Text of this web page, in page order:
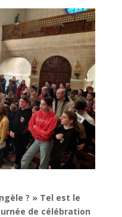
? » Tel est le
de célébration